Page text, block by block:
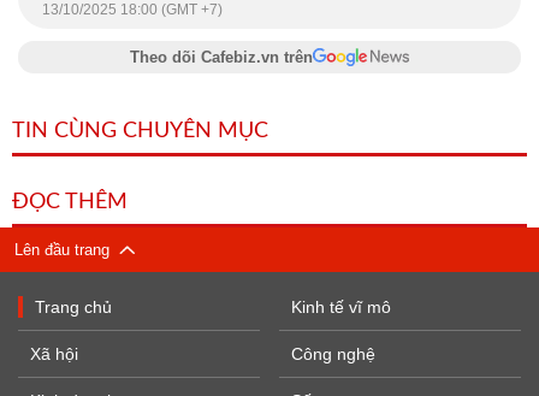
13/10/2025 18:00 (GMT +7)
Theo dõi Cafebiz.vn trên
TIN CÙNG CHUYÊN MỤC
ĐỌC THÊM
Lên đầu trang
Trang chủ
Xã hội
Kinh tế vĩ mô
Công nghệ